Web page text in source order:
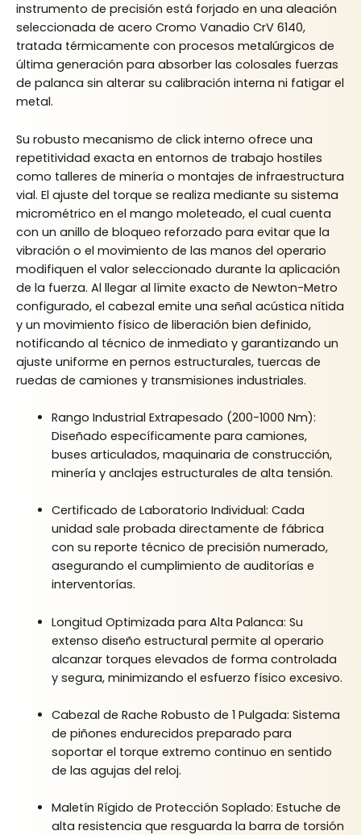
instrumento de precisión está forjado en una aleación
seleccionada de acero Cromo Vanadio CrV 6140,
tratada térmicamente con procesos metalúrgicos de
última generación para absorber las colosales fuerzas
de palanca sin alterar su calibración interna ni fatigar el
metal.
Su robusto mecanismo de click interno ofrece una
repetitividad exacta en entornos de trabajo hostiles
como talleres de minería o montajes de infraestructura
vial. El ajuste del torque se realiza mediante su sistema
micrométrico en el mango moleteado, el cual cuenta
con un anillo de bloqueo reforzado para evitar que la
vibración o el movimiento de las manos del operario
modifiquen el valor seleccionado durante la aplicación
de la fuerza. Al llegar al límite exacto de Newton-Metro
configurado, el cabezal emite una señal acústica nítida
y un movimiento físico de liberación bien definido,
notificando al técnico de inmediato y garantizando un
ajuste uniforme en pernos estructurales, tuercas de
ruedas de camiones y transmisiones industriales.
Rango Industrial Extrapesado (200-1000 Nm):
Diseñado específicamente para camiones,
buses articulados, maquinaria de construcción,
minería y anclajes estructurales de alta tensión.
Certificado de Laboratorio Individual: Cada
unidad sale probada directamente de fábrica
con su reporte técnico de precisión numerado,
asegurando el cumplimiento de auditorías e
interventorías.
Longitud Optimizada para Alta Palanca: Su
extenso diseño estructural permite al operario
alcanzar torques elevados de forma controlada
y segura, minimizando el esfuerzo físico excesivo.
Cabezal de Rache Robusto de 1 Pulgada: Sistema
de piñones endurecidos preparado para
soportar el torque extremo continuo en sentido
de las agujas del reloj.
Maletín Rígido de Protección Soplado: Estuche de
alta resistencia que resguarda la barra de torsión